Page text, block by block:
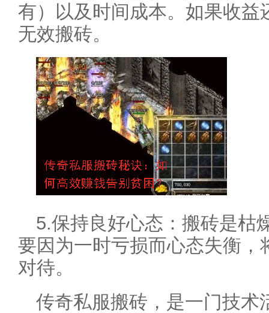
有）以及时间成本。如果收益
无效搬砖。
5.保持良好心态：搬砖是枯
要因为一时亏损而心态失衡，
对待。
传奇私服搬砖，是一门技术